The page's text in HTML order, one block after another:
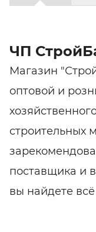
ЧП
Магазин
оптовой и
строительных
поставщика и
вы найдете